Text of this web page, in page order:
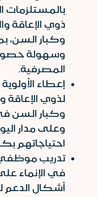
بالمستلزمات
ذوي الإعاقة
وكبار السن،
وسهولة
المصرفية.
إعطاء
لذوي الإعاقة
وكبار السن
وعلى مدار
احتياجاتهم
تدريب موظفي
في الإنماء
أشكال الدعم